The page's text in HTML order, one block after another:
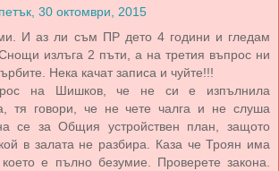
петък, 30 октомври, 2015
И аз ли съм ПР дето 4 години и гледам
излъга 2 пъти, а на третия въпрос ни
Нека качат записа и чуйте!!!
на Шишков, че не си е изпълнила
тя говори, че не чете чалга и не слуша
се за Общия устройствен план, защото
в залата не разбира. Каза че Троян има
е пълно безумие. Проверете закона.